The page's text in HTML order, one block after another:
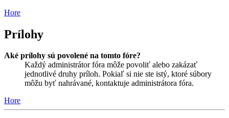
Hore
Prílohy
Aké prílohy sú povolené na tomto fóre?
Každý administrátor fóra môže povoliť alebo zakázať
jednotlivé druhy príloh. Pokiaľ si nie ste istý, ktoré súbory
môžu byť nahrávané, kontaktuje administrátora fóra.
Hore